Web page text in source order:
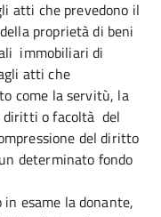
atti che prevedono il
proprietà di beni
immobiliari di
atti che
come la servitù, la
diritti o facoltà del
del diritto
determinato fondo
in esame la donante,